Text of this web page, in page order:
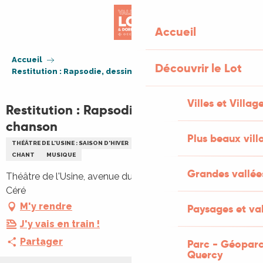
Accueil
Découvrir le Lot
Villes et
Plus beaux
Grandes
Paysages et
Parc -
Quercy
Accueil
Restitution : Rapsodie, dessine moi une chanson
Restitution : Rapsodie, dessine moi une
chanson
THÉÂTRE DE L'USINE : SAISON D'HIVER
RENCONTRES
CHANT
MUSIQUE
Théâtre de l'Usine, avenue du Docteur Roux, 46400 Saint-
Céré
M'y rendre
J'y vais en train !
Partager